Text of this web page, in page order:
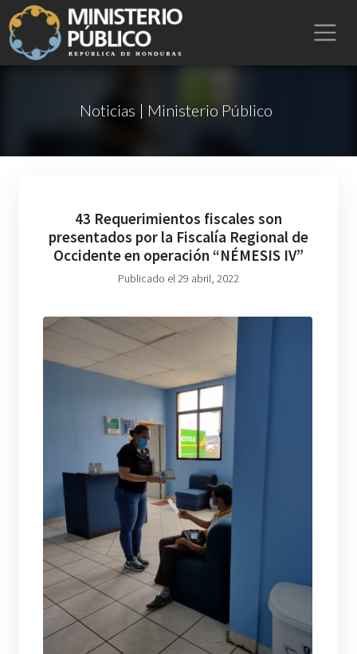
Noticias | Ministerio Público
43 Requerimientos fiscales son
presentados por la Fiscalía Regional de
Occidente en operación “NÉMESIS IV”
Publicado el 29 abril, 2022